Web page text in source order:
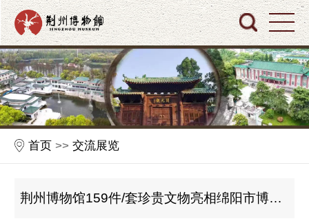
首页 >>交流展览
荆州博物馆159件/套珍贵文物亮相绵阳市博物馆“凤兮楚兮——荆楚文物菁华展”